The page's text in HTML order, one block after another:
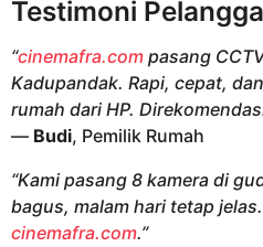
Testimoni
“cinemafra.com pasang
Kadupandak. Rapi, cepat,
rumah dari HP.
— Budi, Pemilik Rumah
“Kami pasang 8 kamera di
bagus, malam hari tetap
cinemafra.com.”